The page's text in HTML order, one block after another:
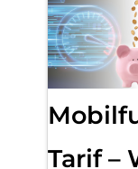
Tarif –